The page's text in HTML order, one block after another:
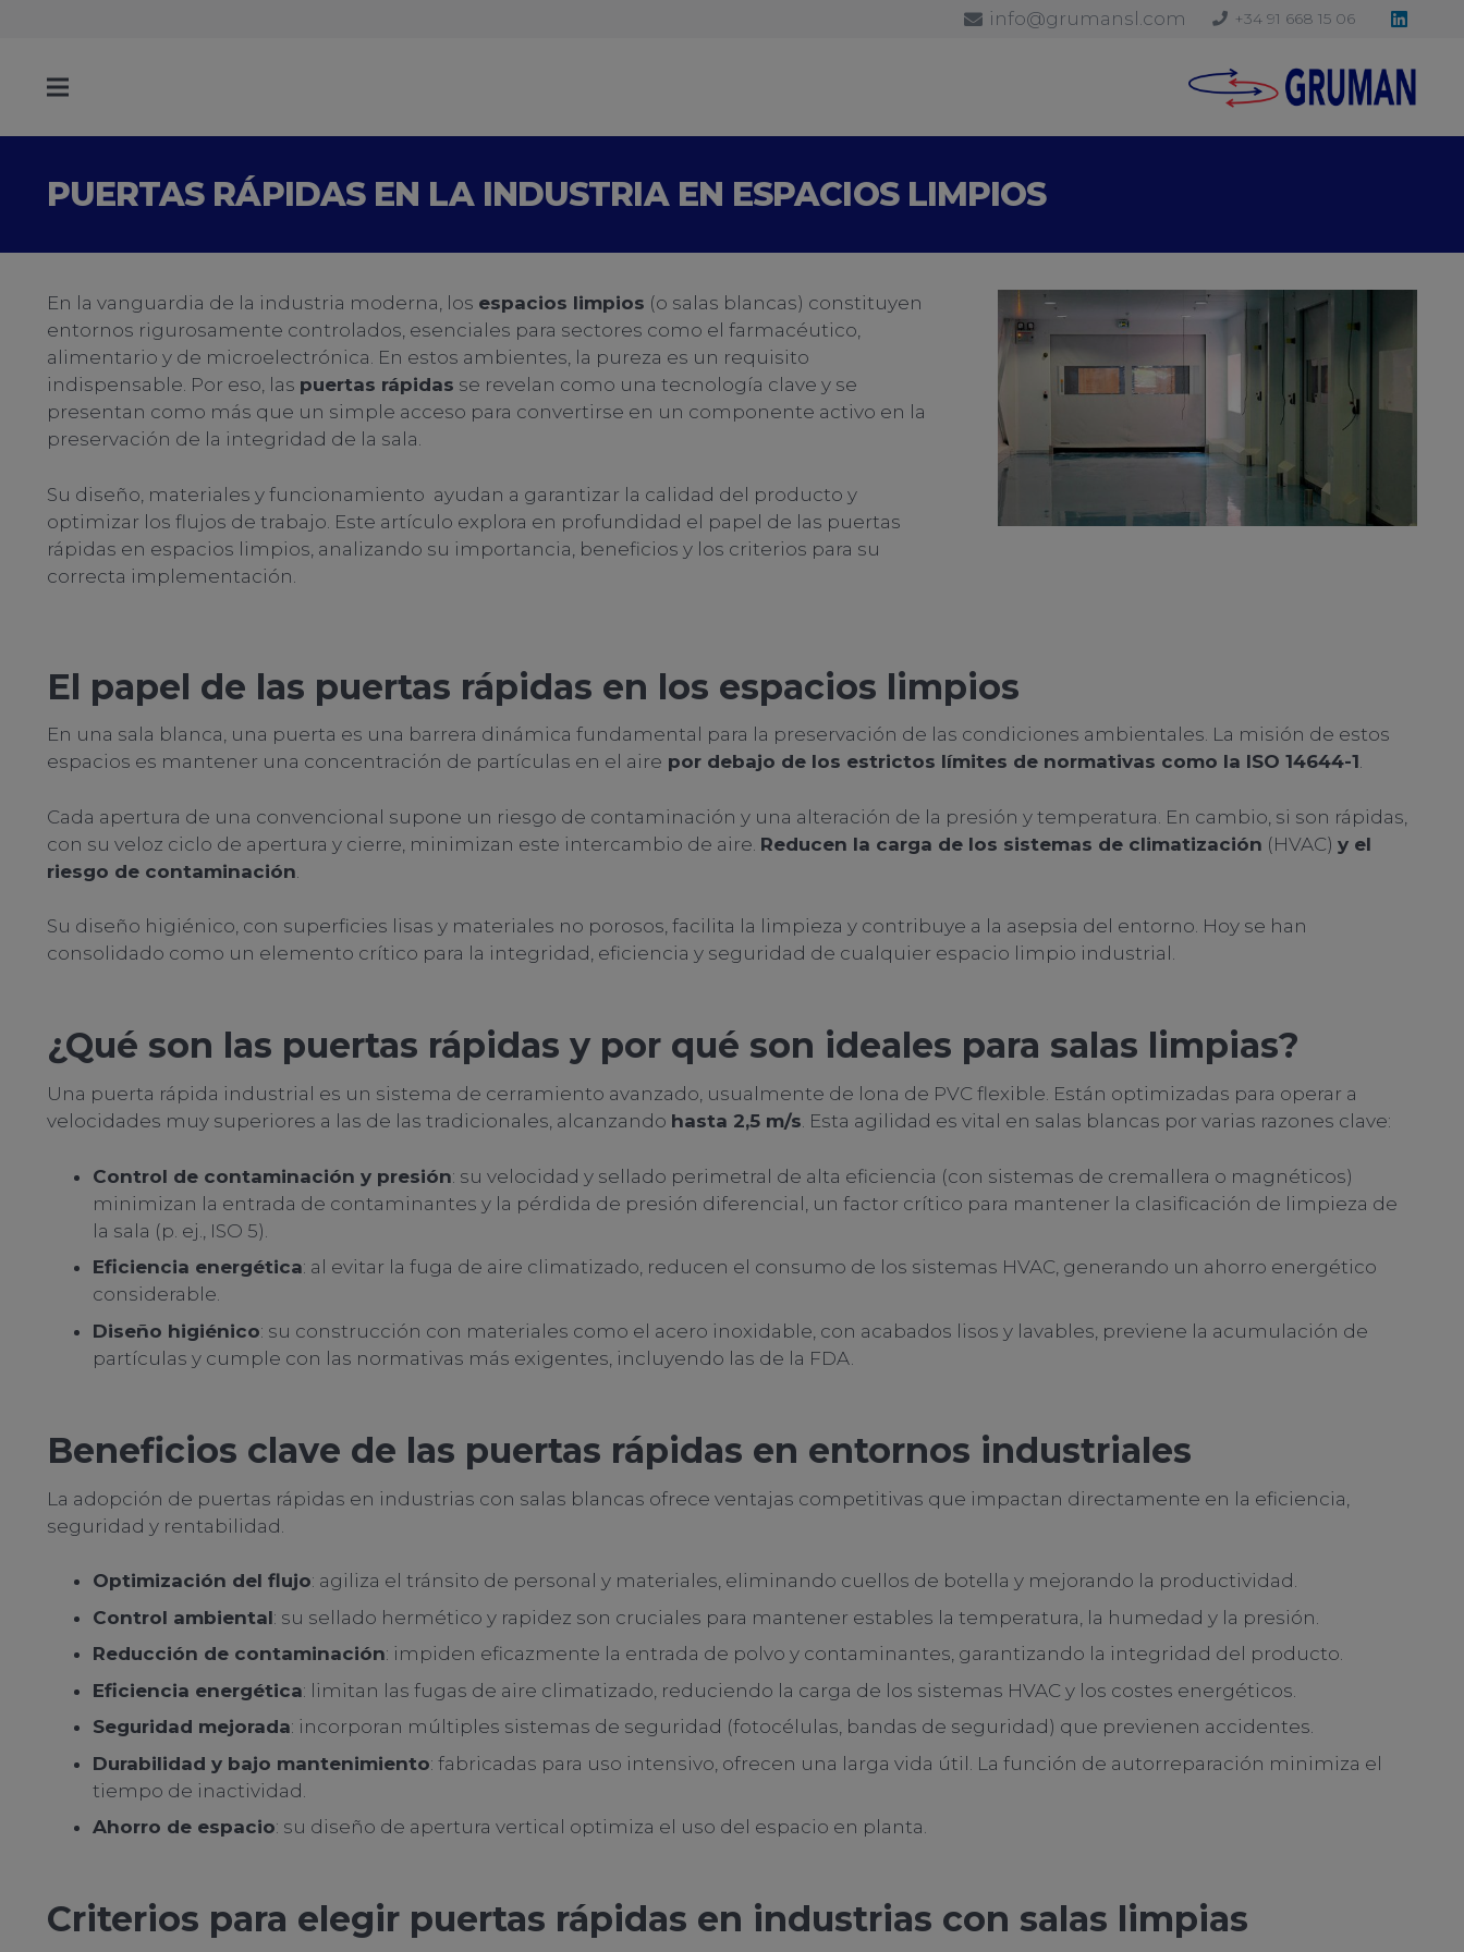
info@grumansl.com +34 91 668 15 06
PUERTAS RÁPIDAS EN LA INDUSTRIA EN ESPACIOS LIMPIOS
En la vanguardia de la industria moderna, los espacios limpios (o salas blancas) constituyen
entornos rigurosamente controlados, esenciales para sectores como el farmacéutico,
alimentario y de microelectrónica. En estos ambientes, la pureza es un requisito
indispensable. Por eso, las puertas rápidas se revelan como una tecnología clave y se
presentan como más que un simple acceso para convertirse en un componente activo en la
preservación de la integridad de la sala.
Su diseño, materiales y funcionamiento ayudan a garantizar la calidad del producto y
optimizar los flujos de trabajo. Este artículo explora en profundidad el papel de las puertas
rápidas en espacios limpios, analizando su importancia, beneficios y los criterios para su
correcta implementación.
El papel de las puertas rápidas en los espacios limpios
En una sala blanca, una puerta es una barrera dinámica fundamental para la preservación de las condiciones ambientales. La misión de estos
espacios es mantener una concentración de partículas en el aire por debajo de los estrictos límites de normativas como la ISO 14644-1.
Cada apertura de una convencional supone un riesgo de contaminación y una alteración de la presión y temperatura. En cambio, si son rápidas,
con su veloz ciclo de apertura y cierre, minimizan este intercambio de aire. Reducen la carga de los sistemas de climatización (HVAC) y el
riesgo de contaminación
Su diseño higiénico, con superficies lisas y materiales no porosos, facilita la limpieza y contribuye a la asepsia del entorno. Hoy se han
consolidado como un elemento crítico para la integridad, eficiencia y seguridad de cualquier espacio limpio industrial.
¿Qué son las puertas rápidas y por qué son ideales para salas limpias?
Una puerta rápida industrial es un sistema de cerramiento avanzado, usualmente de lona de PVC flexible. Están optimizadas para operar a
velocidades muy superiores a las de las tradicionales, alcanzando hasta 2,5 m/s. Esta agilidad es vital en salas blancas por varias razones clave:
Control de contaminación y presión: su velocidad y sellado perimetral de alta eficiencia (con sistemas de cremallera o magnéticos)
minimizan la entrada de contaminantes y la pérdida de presión diferencial, un factor crítico para mantener la clasificación de limpieza de
la sala (p. ej., ISO 5).
Eficiencia energética: al evitar la fuga de aire climatizado, reducen el consumo de los sistemas HVAC, generando un ahorro energético
considerable.
Diseño higiénico: su construcción con materiales como el acero inoxidable, con acabados lisos y lavables, previene la acumulación de
partículas y cumple con las normativas más exigentes, incluyendo las de la FDA.
Beneficios clave de las puertas rápidas en entornos industriales
La adopción de puertas rápidas en industrias con salas blancas ofrece ventajas competitivas que impactan directamente en la eficiencia,
seguridad y rentabilidad.
Optimización del flujo: agiliza el tránsito de personal y materiales, eliminando cuellos de botella y mejorando la productividad.
Control ambiental: su sellado hermético y rapidez son cruciales para mantener estables la temperatura, la humedad y la presión.
Reducción de contaminación: impiden eficazmente la entrada de polvo y contaminantes, garantizando la integridad del producto.
Eficiencia energética: limitan las fugas de aire climatizado, reduciendo la carga de los sistemas HVAC y los costes energéticos.
Seguridad mejorada: incorporan múltiples sistemas de seguridad (fotocélulas, bandas de seguridad) que previenen accidentes.
Durabilidad y bajo mantenimiento: fabricadas para uso intensivo, ofrecen una larga vida útil. La función de autorreparación minimiza el
tiempo de inactividad.
Ahorro de espacio: su diseño de apertura vertical optimiza el uso del espacio en planta.
Criterios para elegir puertas rápidas en industrias con salas limpias